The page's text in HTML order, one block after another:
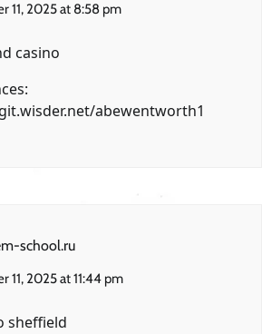
11, 2025 at 8:58 pm
casino
abewentworth1
school.ru
11, 2025 at 11:44 pm
sheffield